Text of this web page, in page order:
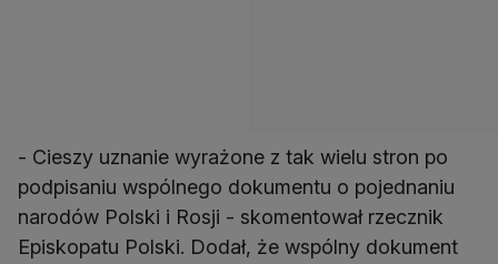
- Cieszy uznanie wyrażone z tak wielu stron po
podpisaniu wspólnego dokumentu o pojednaniu
narodów Polski i Rosji - skomentował rzecznik
Episkopatu Polski. Dodał, że wspólny dokument